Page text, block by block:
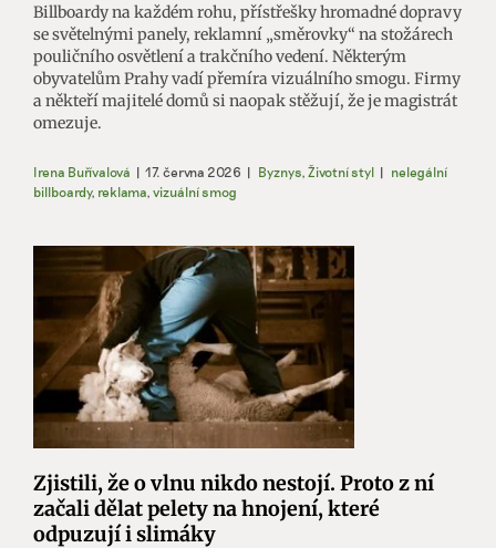
Billboardy na každém rohu, přístřešky hromadné dopravy
se světelnými panely, reklamní „směrovky“ na stožárech
pouličního osvětlení a trakčního vedení. Některým
obyvatelům Prahy vadí přemíra vizuálního smogu. Firmy
a někteří majitelé domů si naopak stěžují, že je magistrát
omezuje.
Irena Buřívalová | 17. června 2026 | Byznys Životní styl | nelegální
billboardy, reklama vizuální smog
Zjistili, že o vlnu nikdo nestojí. Proto z ní
začali dělat pelety na hnojení, které
odpuzují i slimáky